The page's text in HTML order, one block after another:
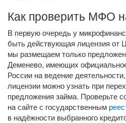
Как проверить МФО
В первую очередь у
быть действующая лицензия
мы размещаем только
Деменево, имеющих
России на ведение
лицензии можно узнать при
предложения займа. Проверьте
на сайте с государственным
в надёжности выбранного